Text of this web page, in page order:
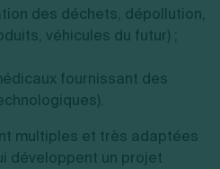
des déchets, dépollution,
véhicules du futur) ;
fournissant des
multiples et très adaptées
développent un projet